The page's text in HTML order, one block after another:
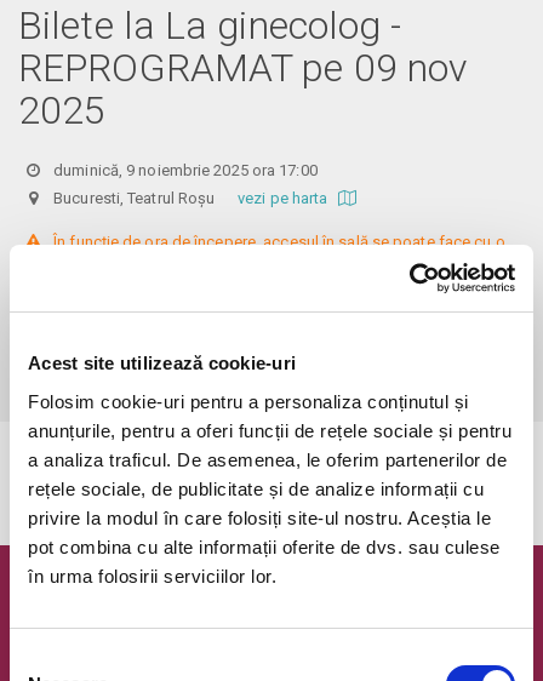
Acest site utilizează cookie-uri
Folosim cookie-uri pentru a personaliza conținutul și
anunțurile, pentru a oferi funcții de rețele sociale și pentru
a analiza traficul. De asemenea, le oferim partenerilor de
rețele sociale, de publicitate și de analize informații cu
privire la modul în care folosiți site-ul nostru. Aceștia le
pot combina cu alte informații oferite de dvs. sau culese
în urma folosirii serviciilor lor.
Bilete la La ginecolog -
REPROGRAMAT pe 09 nov
2025
duminică, 9 noiembrie 2025 ora 17:00
Bucuresti, Teatrul Roșu vezi pe harta
În funcție de ora de începere, accesul în sală se poate face cu o
oră / cu 40 minute mai devreme, fiind permis cu până la 10 minute
înainte de spectacol. Așezarea se realizează la mese de 2 (nr. limitat), 3
de la fața locului, există posibilitatea împărțirii mesei cu alte persoane).
Evenimentul a expirat.